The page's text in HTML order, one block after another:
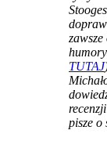
TUTAJ
recenzji
pisze o